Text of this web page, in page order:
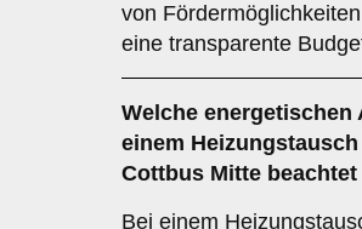
von
eine transparente
Welche energetischen
einem
Cottbus Mitte
Bei einem